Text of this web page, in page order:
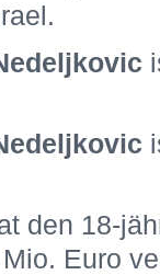
den 18-
Euro